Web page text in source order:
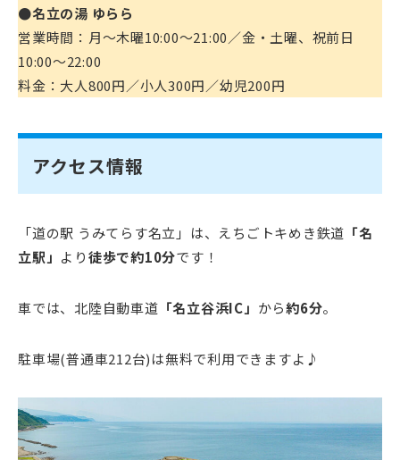
●名立の湯 ゆらら
営業時間：月～木曜10:00～21:00／金・土曜、祝前日
10:00～22:00
料金：大人800円／小人300円／幼児200円
アクセス情報
「道の駅 うみてらす名立」は、えちごトキめき鉄道 「名
立駅」 より徒歩で約10分です！
車では、北陸自動車道 「名立谷浜IC」 から約6分。
駐車場(普通車212台)は無料で利用できますよ♪